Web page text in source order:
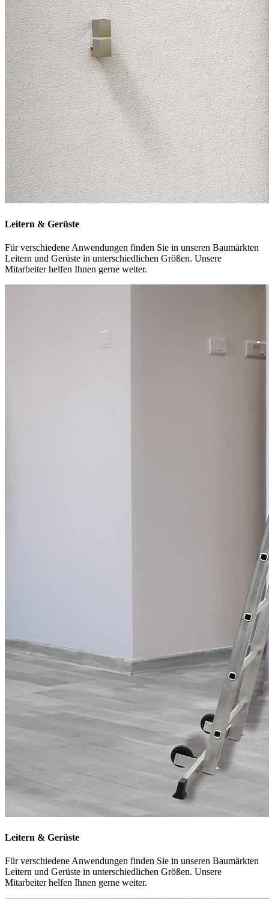
Leitern & Gerüste
Für verschiedene Anwendungen finden Sie in unseren Baumärkten
Leitern und Gerüste in unterschiedlichen Größen. Unsere
Mitarbeiter helfen Ihnen gerne weiter.
Leitern & Gerüste
Für verschiedene Anwendungen finden Sie in unseren Baumärkten
Leitern und Gerüste in unterschiedlichen Größen. Unsere
Mitarbeiter helfen Ihnen gerne weiter.